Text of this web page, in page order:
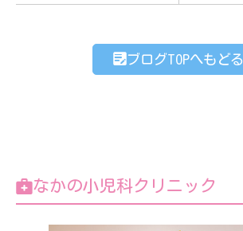
ブログTOPへもどる
なかの小児科クリニック